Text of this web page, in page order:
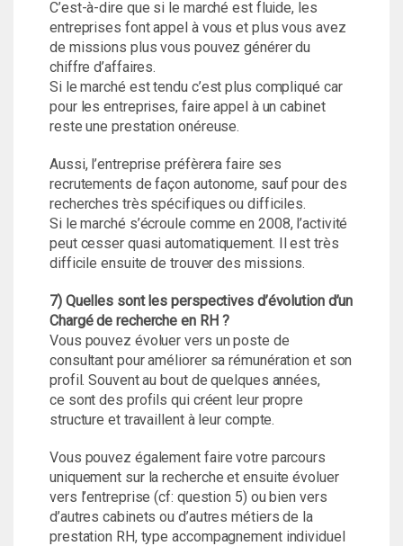
C’est-à-dire que si le marché est fluide, les
entreprises font appel à vous et plus vous avez
de missions plus vous pouvez générer du
chiffre d’affaires.
Si le marché est tendu c’est plus compliqué car
pour les entreprises, faire appel à un cabinet
reste une prestation onéreuse.
Aussi, l’entreprise préfèrera faire ses
recrutements de façon autonome, sauf pour des
recherches très spécifiques ou difficiles.
Si le marché s’écroule comme en 2008, l’activité
peut cesser quasi automatiquement. Il est très
difficile ensuite de trouver des missions.
7) Quelles sont les perspectives d’évolution d’un
Chargé de recherche en RH ?
Vous pouvez évoluer vers un poste de
consultant pour améliorer sa rémunération et son
profil. Souvent au bout de quelques années,
ce sont des profils qui créent leur propre
structure et travaillent à leur compte.
Vous pouvez également faire votre parcours
uniquement sur la recherche et ensuite évoluer
vers l’entreprise (cf: question 5) ou bien vers
d’autres cabinets ou d’autres métiers de la
prestation RH, type accompagnement individuel